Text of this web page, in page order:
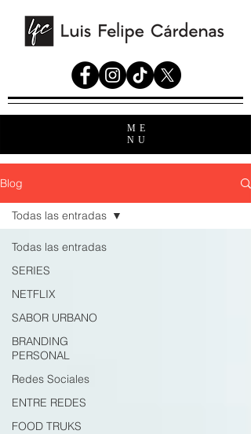
ME
NU
Blog
Todas las entradas
SERIES
NETFLIX
SABOR URBANO
BRANDING
PERSONAL
Redes Sociales
ENTRE REDES
FOOD TRUKS
Todas las entradas